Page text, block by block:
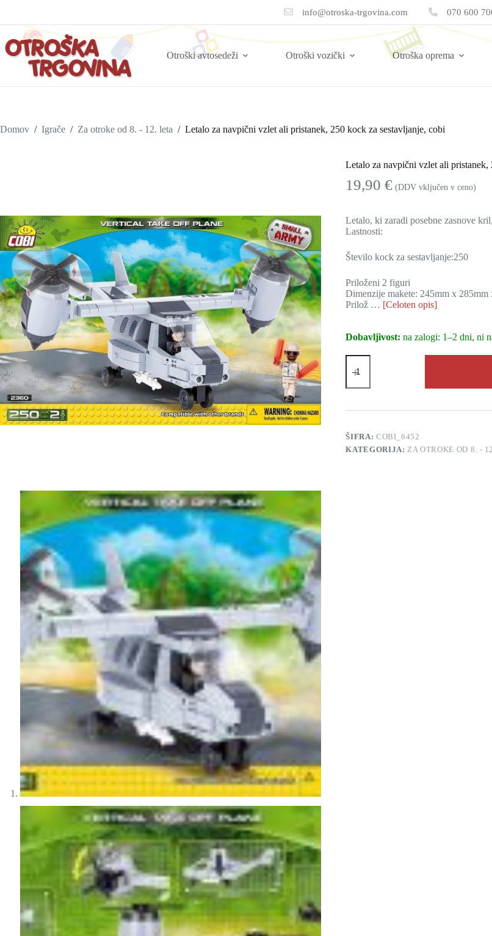
info@otroska-trgovina.com 070 600
Otroški avtosedeži Otroški vozički Otroška oprema
Domov / Igrače / Za otroke od 8. - 12. leta / Letalo za navpični vzlet ali pristanek, 250 kock za sestavljanje, cobi
Letalo za navpični vzlet ali pristanek,
19,90€ (DDV vključen v ceno)
Letalo, ki zaradi posebne zasnove
Lastnosti:
Število kock za sestavljanje:250
Priloženi 2 figuri
Dimenzije makete: 245mm x
Prilož … [Celoten opis]
Dobavljivost: na zalogi: 1–2 dni, ni
Letalo
za
vzlet
pristanek,
kock
za
sestavljanje,
ŠIFRA: COBI_6452
KATEGORIJA:ZA OTROKE OD 8. -